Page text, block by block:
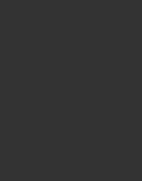
Folgen
jetzt
von Medikamenten sind,
nicht, oder kaum
dass die starken
zurückkehren.
die Probleme, die durch die
verschiedenen
weitaus schlimmer sind.